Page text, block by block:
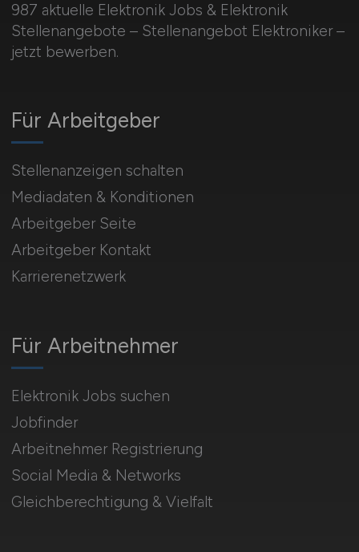
987 aktuelle Elektronik Jobs & Elektronik
Stellenangebote – Stellenangebot Elektroniker –
jetzt bewerben.
Für Arbeitnehmer
Elektronik Jobs suchen
Jobfinder
Arbeitnehmer Registrierung
Social Media & Networks
Gleichberechtigung & Vielfalt
Für Arbeitgeber
Stellenanzeigen schalten
Mediadaten & Konditionen
Arbeitgeber Seite
Arbeitgeber Kontakt
Karrierenetzwerk